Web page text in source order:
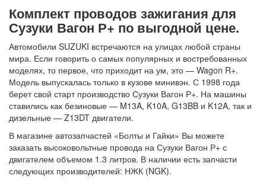
Комплект проводов зажигания для
Сузуки Вагон Р+ по выгодной цене.
Автомобили SUZUKI встречаются на улицах любой страны
мира. Если говорить о самых популярных и востребованных
моделях, то первое, что приходит на ум, это — Wagon R+.
Модель выпускалась только в кузове минивэн. С 1998 года
берет свой старт производство Сузуки Вагон Р+. На машины
ставились как безиновые — M13A, K10A, G13BB и K12A, так и
дизельные — Z13DT двигатели.
В магазине автозапчастей «Болты и Гайки» Вы можете
заказать высоковольтные провода на Сузуки Вагон Р+ с
двигателем объемом 1.3 литров. В наличии есть запчасти
следующих производителей: НЖК (NGK).